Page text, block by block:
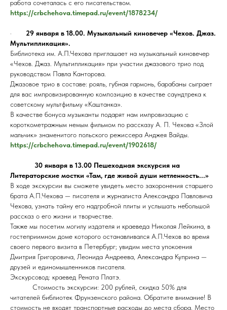
работа сочеталась с его писательством.
https://crbchehova.timepad.ru/event/1878234/
· 29 января в 18.00. Музыкальный киновечер «Чехов. Джаз.
Мультипликация».
Библиотека им. А.П.Чехова приглашает на музыкальный киновечер
«Чехов. Джаз. Мультипликация» при участии джазового трио под
руководством Павла Канторова.
Джазовое трио в составе: рояль, губная гармонь, барабаны сыграет
для вас импровизированную композицию в качестве саундтрека к
советскому мультфильму «Каштанка».
В качестве бонуса музыканты подарят нам импровизацию с
короткометражным немым фильмом по рассказу А. П. Чехова «Злой
мальчик» знаменитого польского режиссера Анджея Вайды.
https://crbchehova.timepad.ru/event/1902618/
30 января в 13.00 Пешеходная экскурсия на
Литераторские мостки «Там, где живой души нетленность...»
В ходе экскурсии вы сможете увидеть место захоронения старшего
брата А.П.Чехова — писателя и журналиста Александра Павловича
Чехова, узнать тайну его надгробной плиты и услышать небольшой
рассказ о его жизни и творчестве.
Также мы посетим могилу издателя и краеведа Николая Лейкина, в
гостеприимном доме которого останавливался А.П.Чехов во время
своего первого визита в Петербург; увидим места упокоения
Дмитрия Григоровича, Леонида Андреева, Александра Куприна —
друзей и единомышленников писателя.
Экскурсовод: краевед Рената Платэ.
Стоимость экскурсии: 200 рублей, скидка 50% для
читателей библиотек Фрунзенского района. Обратите внимание! В
стоимость не входят транспортные расходы до места сбора. Место